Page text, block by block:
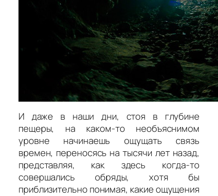
И даже в наши дни, стоя в глубине
пещеры, на каком-то необъяснимом
уровне начинаешь ощущать связь
времен, переносясь на тысячи лет назад,
представляя, как здесь когда-то
совершались обряды, хотя бы
приблизительно понимая, какие ощущения